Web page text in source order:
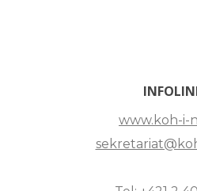
www.koh-i-